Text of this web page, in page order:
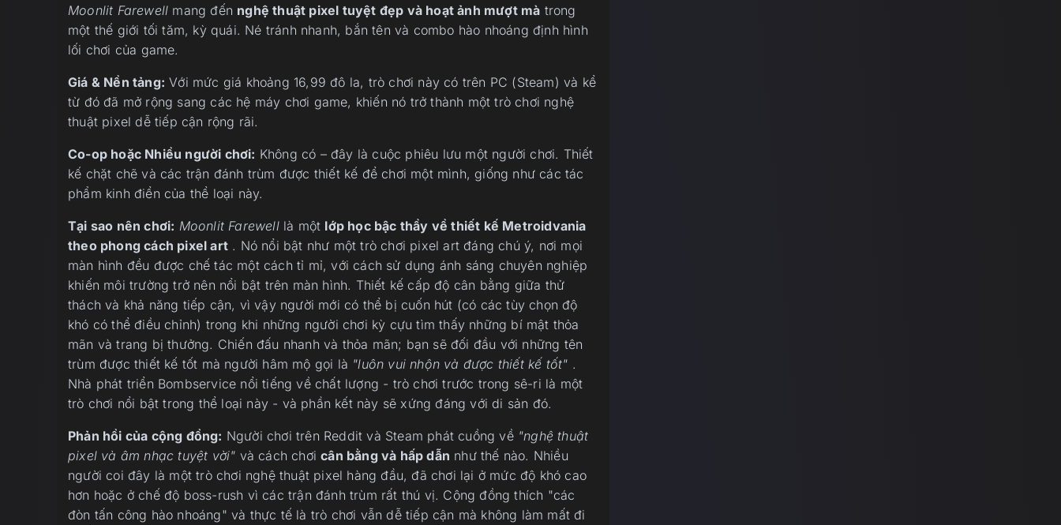
Moonlit Farewell mang đến nghệ thuật pixel tuyệt đẹp và hoạt ảnh mượt mà trong
một thế giới tối tăm, kỳ quái. Né tránh nhanh, bắn tên và combo hào nhoáng định hình
lối chơi của game.
Giá & Nền tảng: Với mức giá khoảng 16,99 đô la, trò chơi này có trên PC (Steam) và kể
từ đó đã mở rộng sang các hệ máy chơi game, khiến nó trở thành một trò chơi nghệ
thuật pixel dễ tiếp cận rộng rãi.
Co-op hoặc Nhiều người chơi: Không có – đây là cuộc phiêu lưu một người chơi. Thiết
kế chặt chẽ và các trận đánh trùm được thiết kế để chơi một mình, giống như các tác
phẩm kinh điển của thể loại này.
Tại sao nên chơi: Moonlit Farewelllà một lớp học bậc thầy về thiết kế Metroidvania
theo phong cách pixel art . Nó nổi bật như một trò chơi pixel art đáng chú ý, nơi mọi
màn hình đều được chế tác một cách tỉ mỉ, với cách sử dụng ánh sáng chuyên nghiệp
khiến môi trường trở nên nổi bật trên màn hình. Thiết kế cấp độ cân bằng giữa thử
thách và khả năng tiếp cận, vì vậy người mới có thể bị cuốn hút (có các tùy chọn độ
khó có thể điều chỉnh) trong khi những người chơi kỳ cựu tìm thấy những bí mật thỏa
mãn và trang bị thưởng. Chiến đấu nhanh và thỏa mãn; bạn sẽ đối đầu với những tên
trùm được thiết kế tốt mà người hâm mộ gọi là "luôn vui nhộn và được thiết kế tốt" .
Nhà phát triển Bombservice nổi tiếng về chất lượng - trò chơi trước trong sê-ri là một
trò chơi nổi bật trong thể loại này - và phần kết này sẽ xứng đáng với di sản đó.
Phản hồi của cộng đồng: Người chơi trên Reddit và Steam phát cuồng về "nghệ thuật
pixel và âm nhạc tuyệt vời" và cách chơicân bằng và hấp dẫn như thế nào. Nhiều
người coi đây là một trò chơi nghệ thuật pixel hàng đầu, đã chơi lại ở mức độ khó cao
hơn hoặc ở chế độ boss-rush vì các trận đánh trùm rất thú vị. Cộng đồng thích "các
đòn tấn công hào nhoáng" và thực tế là trò chơi vẫn dễ tiếp cận mà không làm mất đi